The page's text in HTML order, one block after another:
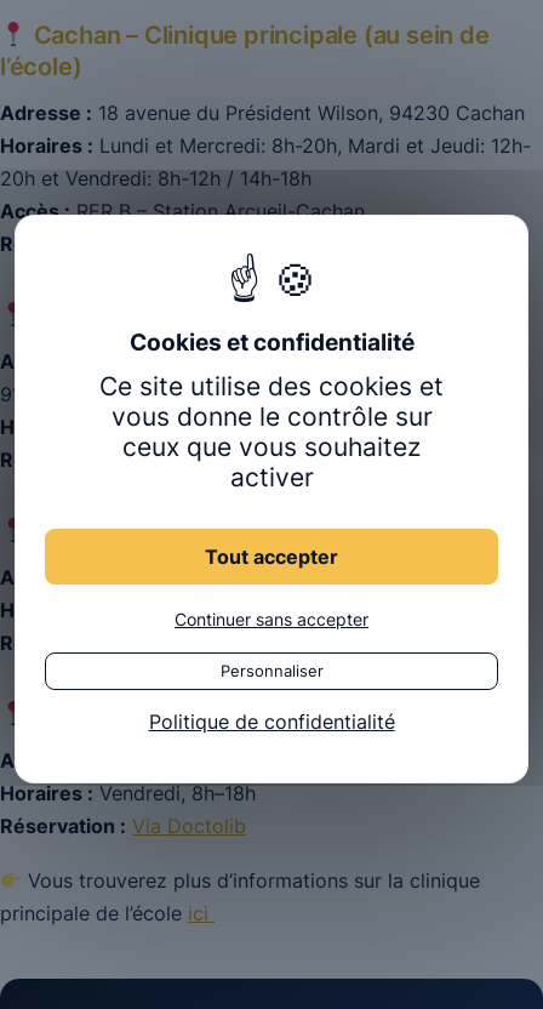
Cachan – Clinique principale (au sein de
l’école)
Adresse : 18 avenue du Président Wilson, 94230 Cachan
Horaires : Lundi et Mercredi: 8h-20h, Mardi et Jeudi: 12h-
20h et Vendredi: 8h-12h / 14h-18h
Accès :RER B – Station Arcueil-Cachan
Réservation :
Adresse :
91440 Bures-sur-Yvette
Horaires :
Jeudi, 12h–18h
Réservation : Via Doctolib
CH4V – Saint-Cloud
Adresse :
Horaires :
Lundi et Mercredi, 8h–18h
Réservation :
CH4V – Sèvres
Adresse :
Horaires : Vendredi, 8h–18h
Réservation : Via Doctolib
Vous trouverez plus d’informations sur la clinique
principale de l’école ici
Ce site utilise des cookies et
vous donne le contrôle sur
ceux que vous souhaitez
activer
Tout accepter
Continuer sans accepter
Personnaliser
Politique de confidentialité